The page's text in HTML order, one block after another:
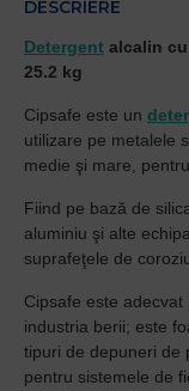
DESCRIERE
Detergent alcalin
25.2 kg
Cipsafe este un
utilizare pe metalele
medie şi mare,
Fiind pe bază de
aluminiu şi alte
suprafeţele de
Cipsafe este
industria berii; este
tipuri de depuneri de
pentru sistemele de